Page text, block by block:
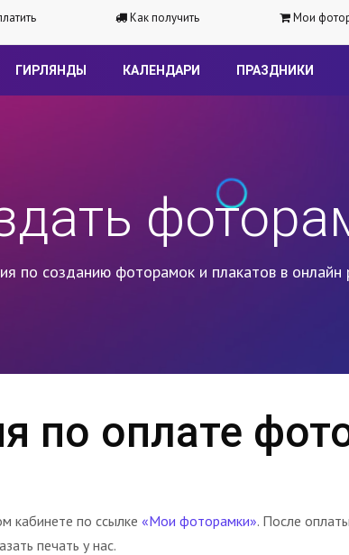
Как получить Мои
ГИРЛЯНДЫ КАЛЕНДАРИ ПРАЗДНИКИ
по созданию фоторамок и плакатов в онлайн
по оплате
кабинете по ссылке «Мои фоторамки». После
печать у нас.